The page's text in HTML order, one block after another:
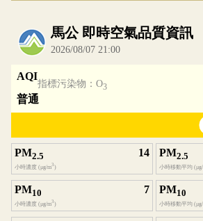
內嵌空氣品質小工具為視覺